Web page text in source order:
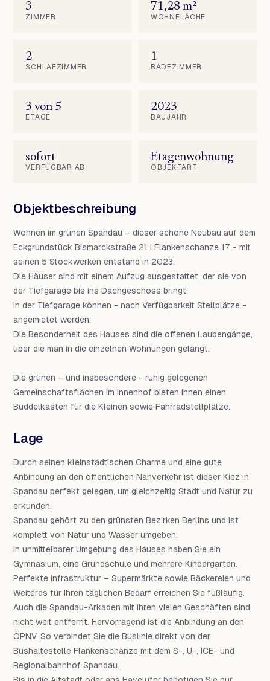
3
ZIMMER
71,28 m²
WOHNFLÄCHE
2
SCHLAFZIMMER
1
BADEZIMMER
3 von 5
ETAGE
2023
BAUJAHR
sofort
VERFÜGBAR AB
Etagenwohnung
OBJEKTART
Objektbeschreibung
Wohnen im grünen Spandau – dieser schöne Neubau auf dem
Eckgrundstück Bismarckstraße 21 I Flankenschanze 17 - mit
seinen 5 Stockwerken entstand in 2023.
Die Häuser sind mit einem Aufzug ausgestattet, der sie von
der Tiefgarage bis ins Dachgeschoss bringt.
In der Tiefgarage können - nach Verfügbarkeit Stellplätze -
angemietet werden.
Die Besonderheit des Hauses sind die offenen Laubengänge,
über die man in die einzelnen Wohnungen gelangt.
Die grünen – und insbesondere - ruhig gelegenen
Gemeinschaftsflächen im Innenhof bieten Ihnen einen
Buddelkasten für die Kleinen sowie Fahrradstellplätze.
Lage
Durch seinen kleinstädtischen Charme und eine gute
Anbindung an den öffentlichen Nahverkehr ist dieser Kiez in
Spandau perfekt gelegen, um gleichzeitig Stadt und Natur zu
erkunden.
Spandau gehört zu den grünsten Bezirken Berlins und ist
komplett von Natur und Wasser umgeben.
In unmittelbarer Umgebung des Hauses haben Sie ein
Gymnasium, eine Grundschule und mehrere Kindergärten.
Perfekte Infrastruktur – Supermärkte sowie Bäckereien und
Weiteres für Ihren täglichen Bedarf erreichen Sie fußläufig.
Auch die Spandau-Arkaden mit ihren vielen Geschäften sind
nicht weit entfernt. Hervorragend ist die Anbindung an den
ÖPNV. So verbindet Sie die Buslinie direkt von der
Bushaltestelle Flankenschanze mit dem S-, U-, ICE- und
Regionalbahnhof Spandau.